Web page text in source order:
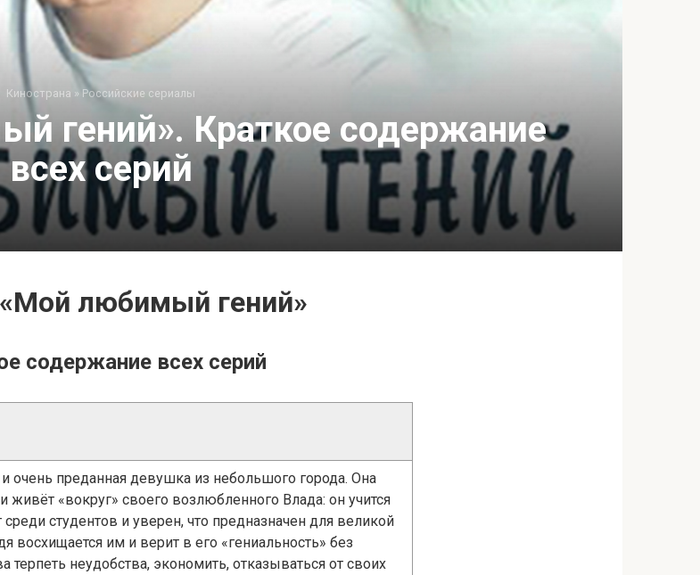
Кинострана » Российские сериалы
гений». Краткое содержание
всех серий
любимый гений»
содержание всех серий
очень преданная девушка из небольшого города. Она
живёт «вокруг» своего возлюбленного Влада: он учится
среди студентов и уверен, что предназначен для великой
восхищается им и верит в его «гениальность» без
терпеть неудобства, экономить, отказываться от своих